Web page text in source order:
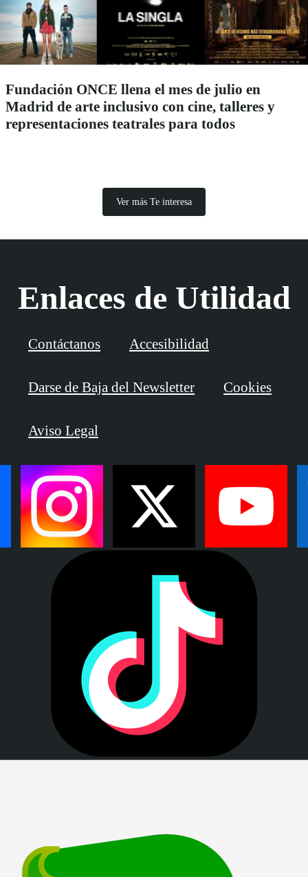
Fundación ONCE llena el mes de julio en
Madrid de arte inclusivo con cine, talleres y
representaciones teatrales para todos
Ver más Te interesa
Enlaces de Utilidad
Contáctanos Accesibilidad
Darse de Baja del Newsletter Cookies
Aviso Legal